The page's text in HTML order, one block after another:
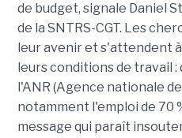
de budget, signale Daniel
de la SNTRS-CGT. Les
leur avenir et s'attendent
leurs conditions de travail :
l'ANR (Agence nationale
notamment l'emploi de 70
message qui paraît